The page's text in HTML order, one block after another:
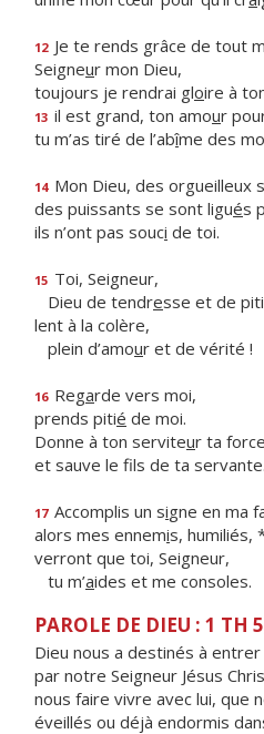
12 Je te rends grâce de tout
Seigneur mon Dieu,
toujours je rendrai gloire à
13 il est grand, ton amour
tu m’as tiré de l’abîme des
14 Mon Dieu, des orgueilleux
des puissants se sont ligués
ils n’ont pas souci de toi.
15 Toi, Seigneur,
Dieu de tendresse et de
lent à la colère,
plein d’amour et de vérité !
16 Regarde vers moi,
prends pitié de moi.
Donne à ton serviteur ta
et sauve le fls de ta servante.
17 Accomplis un signe en ma
alors mes ennemis, humiliés,
verront que toi, Seigneur,
tu m’aides et me consoles.
PAROLE DE DIEU : 1 TH
Dieu nous a destinés à
par notre Seigneur Jésus
nous faire vivre avec lui, que
éveillés ou déjà endormis